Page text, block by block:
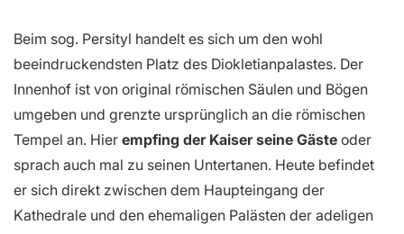
Beim sog. Persityl handelt es sich um den wohl
beeindruckendsten Platz des Diokletianpalastes. Der
Innenhof ist von original römischen Säulen und Bögen
umgeben und grenzte ursprünglich an die römischen
Tempel an. Hier empfing der Kaiser seine Gäste oder
sprach auch mal zu seinen Untertanen. Heute befindet
er sich direkt zwischen dem Haupteingang der
Kathedrale und den ehemaligen Palästen der adeligen